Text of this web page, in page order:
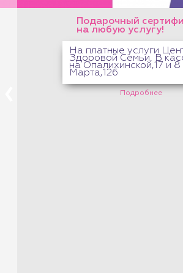
Подарочный
на любую услугу!
На платные услуги
Здоровой Семьи. В
на Опалихинской,17 и 8
Марта,126
Подробнее